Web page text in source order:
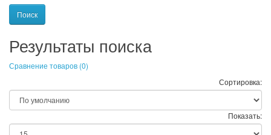
Результаты поиска
Сравнение товаров (0)
Сортировка:
Показать: